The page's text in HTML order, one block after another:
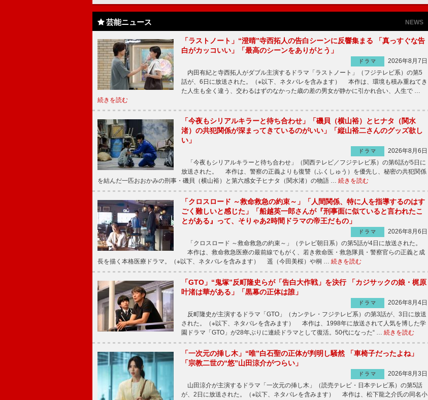
芸能ニュース NEWS
「ラストノート」“澄晴”寺西拓人の告白シーンに反響集まる 「真っすぐな告
白がカッコいい」「最高のシーンをありがとう」
ドラマ
2026年8月7日
内田有紀と寺西拓人がダブル主演するドラマ「ラストノート」（フジテレビ系）の第5
話が、6日に放送された。（※以下、ネタバレを含みます） 本作は、環境も積み重ねてき
た人生も全く違う、交わるはずのなかった歳の差の男女が静かに引かれ合い、人生で …
続きを読む
「今夜もシリアルキラーと待ち合わせ」「磯貝（横山裕）とヒナタ（関水
渚）の共犯関係が深まってきているのがいい」「縦山裕二さんのグッズ欲し
い」
ドラマ
2026年8月6日
「今夜もシリアルキラーと待ち合わせ」（関西テレビ／フジテレビ系）の第6話が5日に
放送された。 本作は、警察の正義よりも復讐（ふくしゅう）を優先し、秘密の共犯関係
を結んだ一匹おおかみの刑事・磯貝（横山裕）と第六感女子ヒナタ（関水渚）の物語 … 続きを読む
「クロスロード ～救命救急の約束～」「人間関係、特に人を指導するのはす
ごく難しいと感じた」「船越英一郎さんが『刑事面に似ていると言われたこ
とがある』って、そりゃあ2時間ドラマの帝王だもの」
ドラマ
2026年8月6日
「クロスロード ～救命救急の約束～」（テレビ朝日系）の第5話が4日に放送された。
本作は、救命救急医療の最前線でもがく、若き救命医・救急隊員・警察官らの正義と成
長を描く本格医療ドラマ。（※以下、ネタバレを含みます） 遥（今田美桜）や桐 … 続きを読む
「GTO」“鬼塚”反町隆史らが「告白大作戦」を決行 「カジサックの娘・梶原
叶渚は華がある」「黒幕の正体は誰」
ドラマ
2026年8月4日
反町隆史が主演するドラマ「GTO」（カンテレ・フジテレビ系）の第3話が、3日に放送
された。（※以下、ネタバレを含みます） 本作は、1998年に放送されて人気を博した学
園ドラマ「GTO」が28年ぶりに連続ドラマとして復活。50代になった“ … 続きを読む
「一次元の挿し木」“唯”白石聖の正体が判明し騒然 「車椅子だったよね」
「宗教二世の“悠”山田涼介がつらい」
ドラマ
2026年8月3日
山田涼介が主演するドラマ「一次元の挿し木」（読売テレビ・日本テレビ系）の第5話
が、2日に放送された。（※以下、ネタバレを含みます） 本作は、松下龍之介氏の同名小